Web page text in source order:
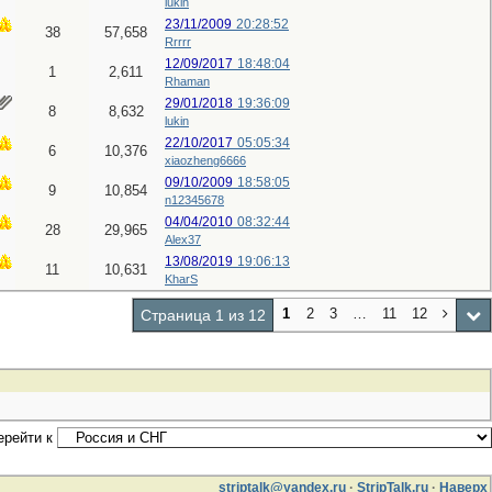
38 57,658 23/11/2009 20:28:52
Rrrrr
1 2,611 12/09/2017 18:48:04
Rhaman
8 8,632 29/01/2018 19:36:09
lukin
6 10,376 22/10/2017 05:05:34
xiaozheng6666
9 10,854 09/10/2009 18:58:05
n12345678
28 29,965 04/04/2010 08:32:44
Alex37
11 10,631 13/08/2019 19:06:13
KharS
Страница 1 из 12 1 2 3 … 11 12
к
striptalk@yandex.ru · StripTalk.ru · Наверх